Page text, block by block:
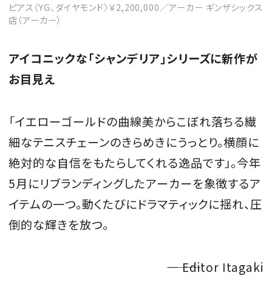
ピアス〈YG、ダイヤモンド〉￥2,200,000／アーカー ギンザシックス
店（アーカー）
アイコニックな「シャンデリア」シリーズに新作が
お目見え
「イエローゴールドの曲線美からこぼれ落ちる繊
細なテニスチェーンのきらめきにうっとり。横顔に
絶対的な自信をもたらしてくれる逸品です」。今年
5月にリブランディングしたアーカーを象徴するア
イテムの一つ。動くたびにドラマティックに揺れ、圧
倒的な輝きを放つ。
―――― Editor Itagaki